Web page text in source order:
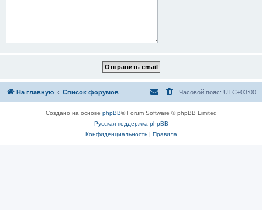
На главную Список форумов Часовой пояс: UTC+03:00
Создано на основе phpBB® Forum Software © phpBB Limited
Русская поддержка phpBB
Конфиденциальность| Правила